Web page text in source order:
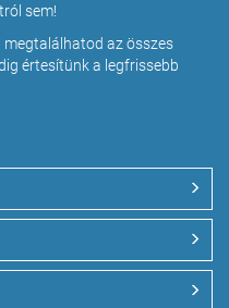
sem!
az összes
értesítünk a legfrissebb